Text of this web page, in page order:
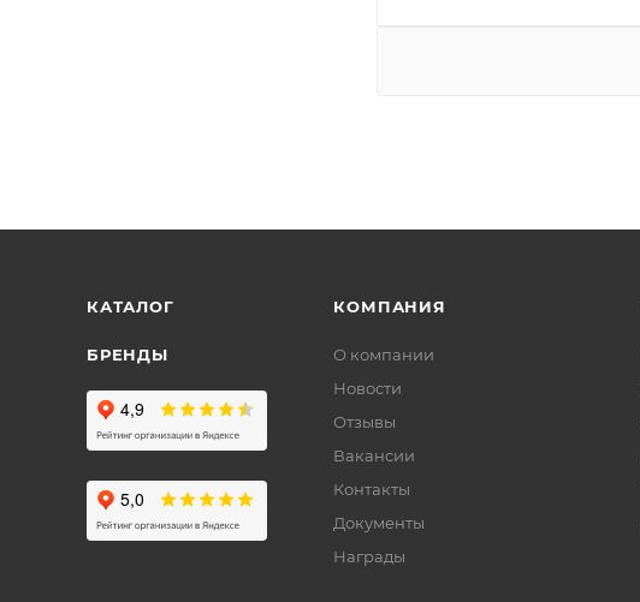
КАТАЛОГ
БРЕНДЫ
КОМПАНИЯ
О компании
Новости
Отзывы
Вакансии
Контакты
Документы
Награды